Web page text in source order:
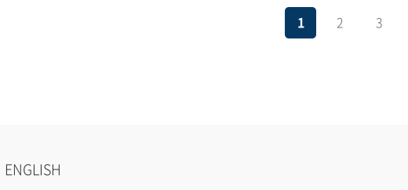
1 2 3
ENGLISH